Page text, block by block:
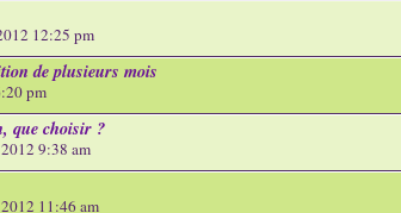
12:25 pm
de plusieurs mois
pm
que choisir ?
9:38 am
11:46 am